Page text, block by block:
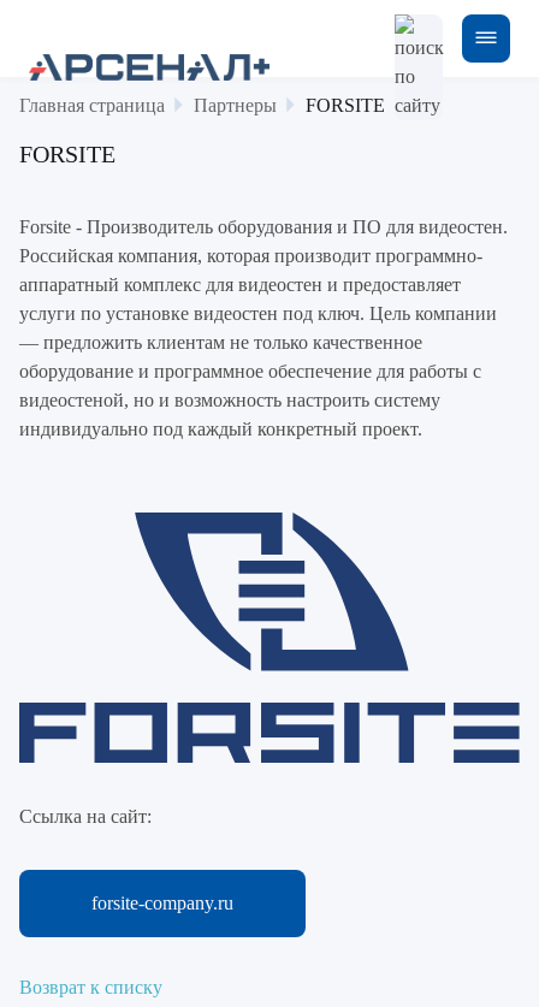
Главная страница Партнеры FORSITE
FORSITE
Forsite - Производитель оборудования и ПО для видеостен.
Российская компания, которая производит программно-
аппаратный комплекс для видеостен и предоставляет
услуги по установке видеостен под ключ. Цель компании
— предложить клиентам не только качественное
оборудование и программное обеспечение для работы с
видеостеной, но и возможность настроить систему
индивидуально под каждый конкретный проект.
Ссылка на сайт:
forsite-company.ru
Возврат к списку